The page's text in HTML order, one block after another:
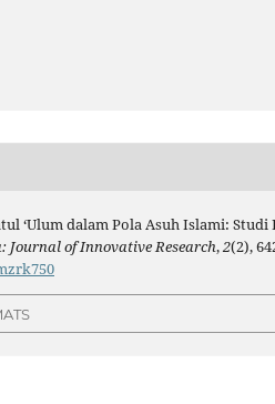
‘Ulum dalam Pola Asuh Islami:
Journal of Innovative Research,2(2),